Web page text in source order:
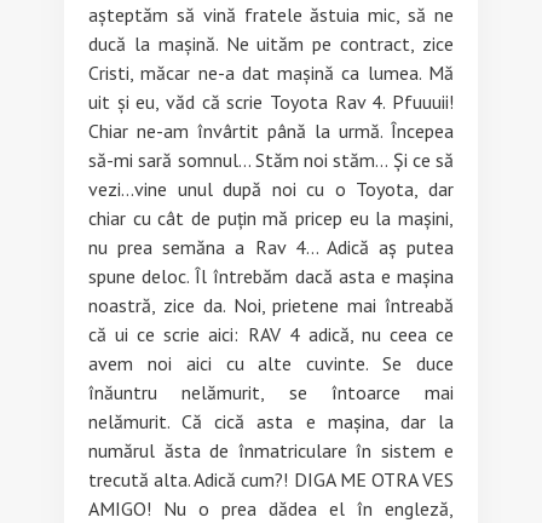
așteptăm să vină fratele ăstuia mic, să ne
ducă la mașină. Ne uităm pe contract, zice
Cristi, măcar ne-a dat mașină ca lumea. Mă
uit și eu, văd că scrie Toyota Rav 4. Pfuuuii!
Chiar ne-am învârtit până la urmă. Începea
să-mi sară somnul… Stăm noi stăm… Și ce să
vezi…vine unul după noi cu o Toyota, dar
chiar cu cât de puțin mă pricep eu la mașini,
nu prea semăna a Rav 4… Adică aș putea
spune deloc. Îl întrebăm dacă asta e mașina
noastră, zice da. Noi, prietene mai întreabă
că ui ce scrie aici: RAV 4 adică, nu ceea ce
avem noi aici cu alte cuvinte. Se duce
înăuntru nelămurit, se întoarce mai
nelămurit. Că cică asta e mașina, dar la
numărul ăsta de înmatriculare în sistem e
trecută alta. Adică cum?! DIGA ME OTRA VES
AMIGO! Nu o prea dădea el în engleză,